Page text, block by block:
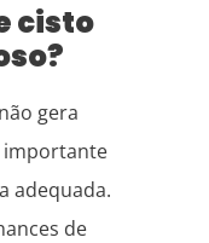
cisto
gera
importante
adequada.
de